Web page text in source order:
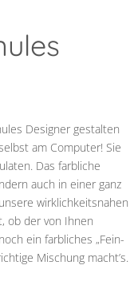
Designer gestalten
am Computer! Sie
Das farbliche
auch in einer ganz
wirklichkeitsnahen
ob der von Ihnen
ein farbliches „Fein-
Mischung macht’s.